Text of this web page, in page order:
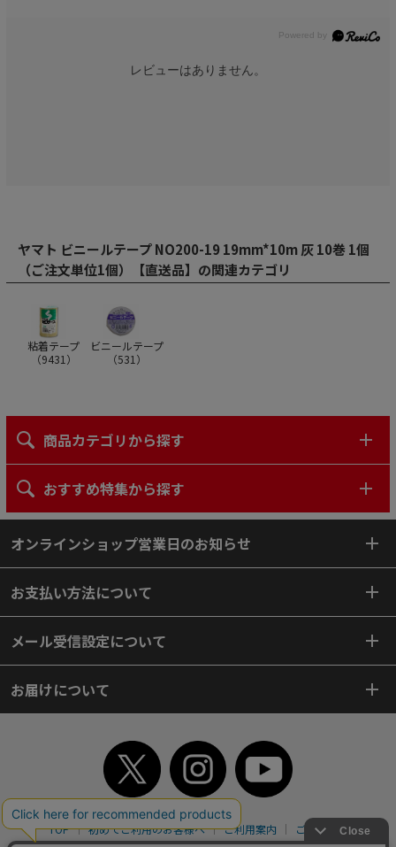
レビューはありません。
ヤマト ビニールテープ NO200-19 19mm*10m 灰 10巻 1個
（ご注文単位1個）【直送品】の関連カテゴリ
粘着テープ
（9431 ）
ビニールテープ
（531 ）
商品カテゴリから探す
おすすめ特集から探す
オンラインショップ営業日のお知らせ
お支払い方法について
メール受信設定について
お届けについて
TOP 初めてご利用のお客様へ ご利用案内
ご利用規約